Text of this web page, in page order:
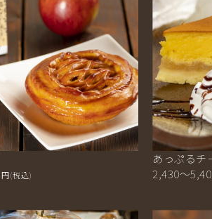
円(税込)
あっぷるチ
2,430～